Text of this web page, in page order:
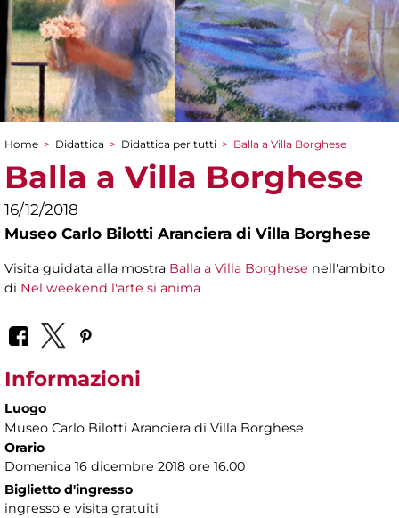
Tu sei qui
Home > Didattica > Didattica per tutti > Balla a Villa Borghese
Balla a Villa Borghese
16/12/2018
Museo Carlo Bilotti Aranciera di Villa Borghese
Visita guidata alla mostra Balla a Villa Borghese nell'ambito
di Nel weekend l'arte si anima
Informazioni
Luogo
Museo Carlo Bilotti Aranciera di Villa Borghese
Orario
Domenica 16 dicembre 2018 ore 16.00
Biglietto d'ingresso
ingresso e visita gratuiti